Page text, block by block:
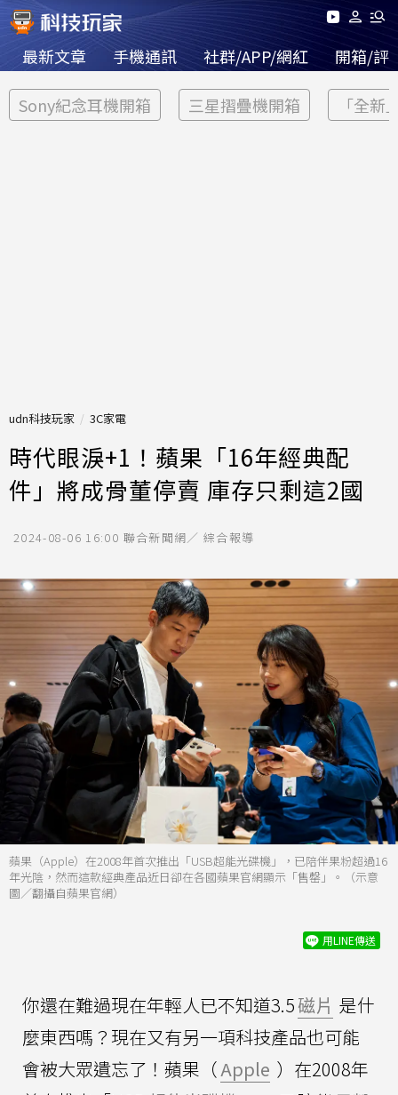
最新文章 手機通訊 社群/APP/網紅 開箱/評
Sony紀念耳機開箱 三星摺疊機開箱 「全新
udn科技玩家 3C家電
時代眼淚+1！蘋果「16年經典配
件」將成骨董停賣 庫存只剩這2國
2024-08-06 16:00 聯合新聞網／ 綜合報導
蘋果（Apple）在2008年首次推出「USB超能光碟機」，已陪伴果粉超過16
年光陰，然而這款經典產品近日卻在各國蘋果官網顯示「售罄」。（示意
圖／翻攝自蘋果官網）
用LINE傳送
你還在難過現在年輕人已不知道3.5磁片 是什
麼東西嗎？現在又有另一項科技產品也可能
會被大眾遺忘了！蘋果（Apple ）在2008年